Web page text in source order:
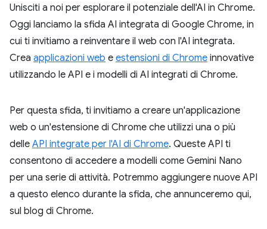
Unisciti a noi per esplorare il potenziale dell'AI in Chrome.
Oggi lanciamo la sfida AI integrata di Google Chrome, in
cui ti invitiamo a reinventare il web con l'AI integrata.
Crea applicazioni web e estensioni di Chrome innovative
utilizzando le API e i modelli di AI integrati di Chrome.
Per questa sfida, ti invitiamo a creare un'applicazione
web o un'estensione di Chrome che utilizzi una o più
delle API integrate per l'AI di Chrome. Queste API ti
consentono di accedere a modelli come Gemini Nano
per una serie di attività. Potremmo aggiungere nuove API
a questo elenco durante la sfida, che annunceremo qui,
sul blog di Chrome.